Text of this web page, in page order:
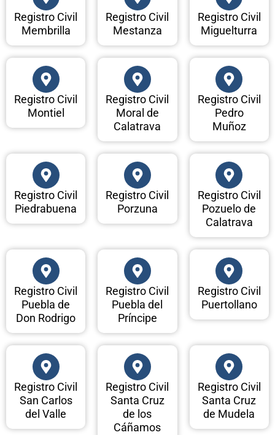
Registro Civil
Membrilla
Registro Civil
Mestanza
Registro Civil
Miguelturra
Registro Civil
Montiel
Registro Civil
Moral de
Calatrava
Registro Civil
Pedro
Muñoz
Registro Civil
Piedrabuena
Registro Civil
Porzuna
Registro Civil
Pozuelo de
Calatrava
Registro Civil
Puebla de
Don Rodrigo
Registro Civil
Puebla del
Príncipe
Registro Civil
Puertollano
Registro Civil
San Carlos
del Valle
Registro Civil
Santa Cruz
de los
Cáñamos
Registro Civil
Santa Cruz
de Mudela